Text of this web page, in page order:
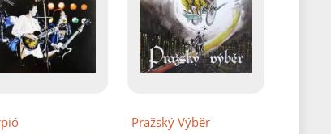
Pražský Výběr